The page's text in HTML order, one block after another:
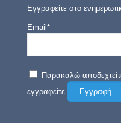
Εγγραφείτε στο
Email*
Παρακαλώ
εγγραφείτε.